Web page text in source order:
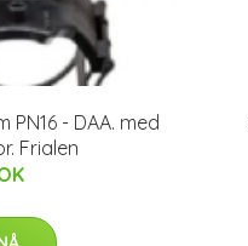
PN16 - DAA. med
Frialen